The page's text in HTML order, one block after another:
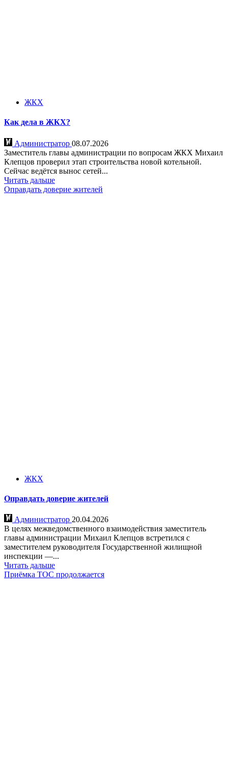
ЖКХ
Как дела в ЖКХ?
Администратор 08.07.2026
Заместитель главы администрации по вопросам ЖКХ Михаил
Клепцов проверил этап строительства новой котельной.
Сейчас ведётся вынос сетей...
Читать дальше
Оправдать доверие жителей
ЖКХ
Оправдать доверие жителей
Администратор 20.04.2026
В целях межведомственного взаимодействия заместитель
главы администрации Михаил Клепцов встретился с
заместителем руководителя Государственной жилищной
инспекции —...
Читать дальше
Приёмка ТОС продолжается